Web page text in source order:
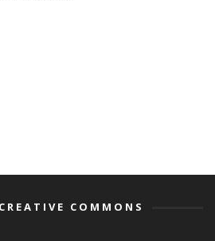
COMMONS